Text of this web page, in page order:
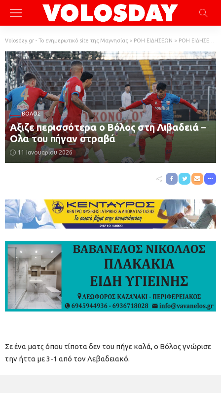
Volosday.gr - Το ενημερωτικό site της Μαγνησίας > ΡΟΗ ΕΙΔΗΣΕΩΝ > ΡΟΗ ΕΙΔΗΣΕΩΝ
ΒΌΛΟΣ
Αξιζε περισσότερα ο Βόλος στη Λιβαδειά –
Ολα του πήγαν στραβά
11 Ιανουαρίου 2026
Σε ένα ματς όπου τίποτα δεν του πήγε καλά, ο Βόλος γνώρισε
την ήττα με 3-1 από τον Λεβαδειακό.